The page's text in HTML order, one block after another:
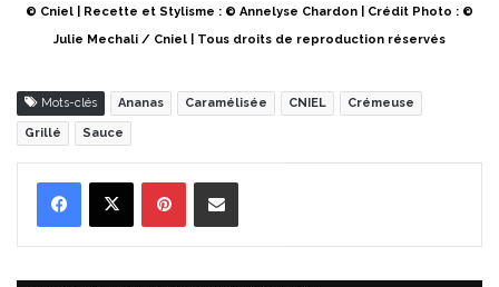
© Cniel | Recette et Stylisme : © Annelyse Chardon | Crédit Photo : ©
Julie Mechali / Cniel | Tous droits de reproduction réservés
Mots-clés Ananas Caramélisée CNIEL Crémeuse
Grillé Sauce